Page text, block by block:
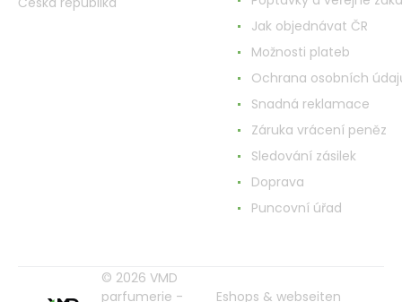
Jak objednávat ČR
Možnosti plateb
Ochrana osobních
Snadná reklamace
Záruka vrácení peněz
Sledování zásilek
Doprava
Puncovní úřad
© 2026 VMD
parfumerie -
Eshops & webseiten